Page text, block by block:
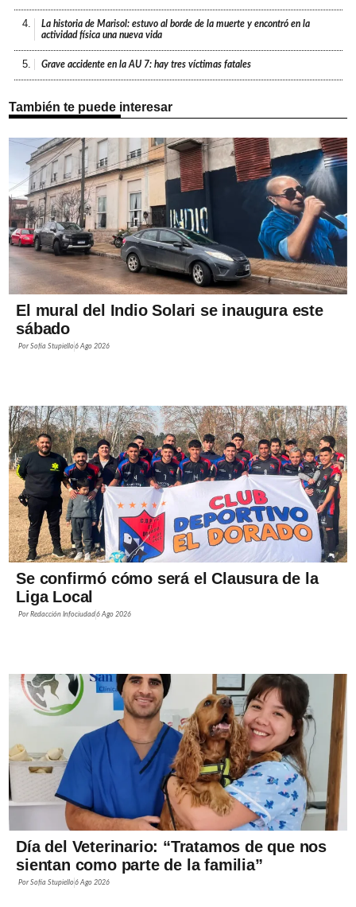
4.
La historia de Marisol: estuvo al borde de la muerte y encontró en la
actividad física una nueva vida
5. Grave accidente en la AU 7: hay tres víctimas fatales
También te puede interesar
El mural del Indio Solari se inaugura este
sábado
PorSofía Stupiello6 Ago 2026
Se confirmó cómo será el Clausura de la
Liga Local
PorRedacción Infociudad6 Ago 2026
Día del Veterinario: “Tratamos de que nos
sientan como parte de la familia”
PorSofía Stupiello6 Ago 2026